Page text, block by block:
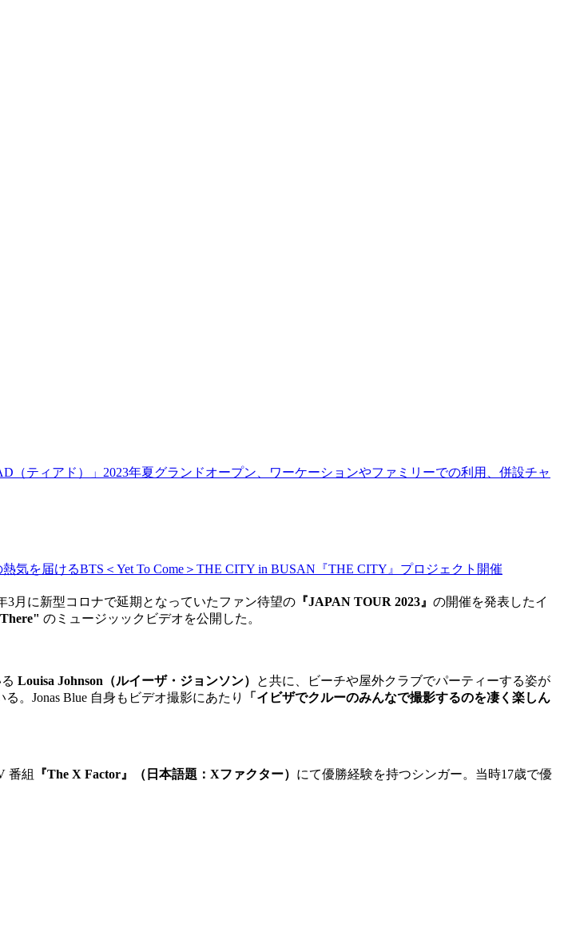
ティアド）」2023年夏グランドオープン、ワーケーションやファミリーでの利用、併設チャ
気を届けるBTS＜Yet To Come＞THE CITY in BUSAN『THE CITY』プロジェクト開催
3月に新型コロナで延期となっていたファン待望の 『JAPAN TOUR 2023』 の開催を発表したイ
のミュージッックビデオを公開した。
Louisa Johnson（ルイーザ・ジョンソン）
と共に、ビーチや屋外クラブでパーティーする姿が
。Jonas Blue 自身もビデオ撮影にあたり
「イビザでクルーのみんなで撮影するのを凄く楽しん
番組 『The X Factor』（日本語題：Xファクター） にて優勝経験を持つシンガー。当時17歳で優